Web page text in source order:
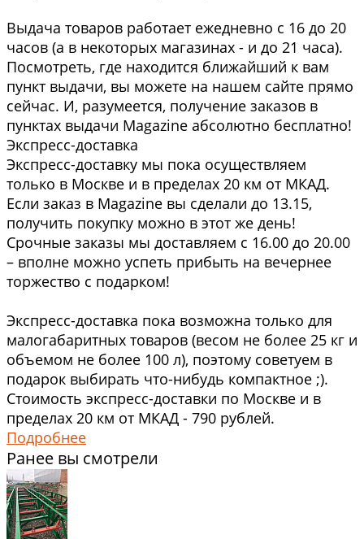
Выдача товаров работает ежедневно с 16 до 20
часов (а в некоторых магазинах - и до 21 часа).
Посмотреть, где находится ближайший к вам
пункт выдачи, вы можете на нашем сайте прямо
сейчас. И, разумеется, получение заказов в
пунктах выдачи Magazine абсолютно бесплатно!
Экспресс-доставка
Экспресс-доставку мы пока осуществляем
только в Москве и в пределах 20 км от МКАД.
Если заказ в Magazine вы сделали до 13.15,
получить покупку можно в этот же день!
Срочные заказы мы доставляем с 16.00 до 20.00
– вполне можно успеть прибыть на вечернее
торжество с подарком!
Экспресс-доставка пока возможна только для
малогабаритных товаров (весом не более 25 кг и
объемом не более 100 л), поэтому советуем в
подарок выбирать что-нибудь компактное ;).
Стоимость экспресс-доставки по Москве и в
пределах 20 км от МКАД - 790 рублей.
Подробнее
Ранее вы смотрели